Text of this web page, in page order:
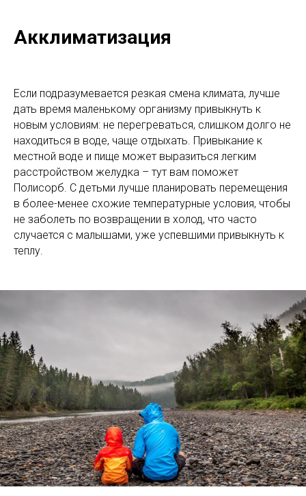
Акклиматизация
Если подразумевается резкая смена климата, лучше
дать время маленькому организму привыкнуть к
новым условиям: не перегреваться, слишком долго не
находиться в воде, чаще отдыхать. Привыкание к
местной воде и пище может выразиться легким
расстройством желудка – тут вам поможет
Полисорб. С детьми лучше планировать перемещения
в более-менее схожие температурные условия, чтобы
не заболеть по возвращении в холод, что часто
случается с малышами, уже успевшими привыкнуть к
теплу.